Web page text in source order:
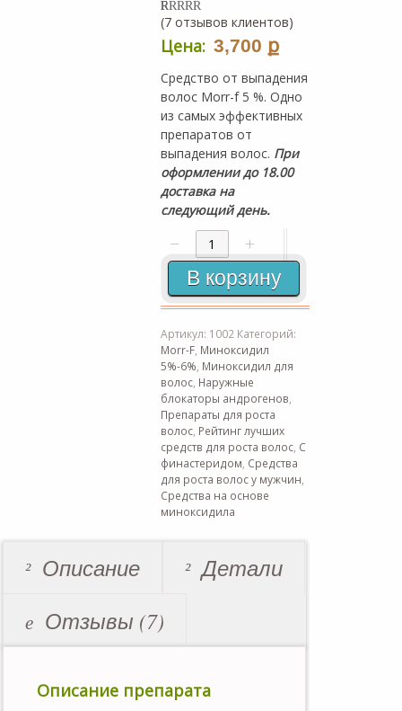
5.00out of
5
based on
7
customer
(7 отзывов клиентов)
Цена: 3,700 ք
Средство от выпадения
волос Morr-f 5 %. Одно
из самых эффективных
препаратов от
выпадения волос. При
оформлении до 18.00
доставка на
следующий день.
Количество товара Morr-F 5% ( с
− +
В корзину
Артикул: 1002 Категорий:
Morr-F, Миноксидил
5%-6%, Миноксидил для
волос, Наружные
блокаторы андрогенов,
Препараты для роста
волос, Рейтинг лучших
средств для роста волос, С
финастеридом, Средства
для роста волос у мужчин,
Средства на основе
миноксидила
Описание
Детали
Отзывы (7)
Описание препарата